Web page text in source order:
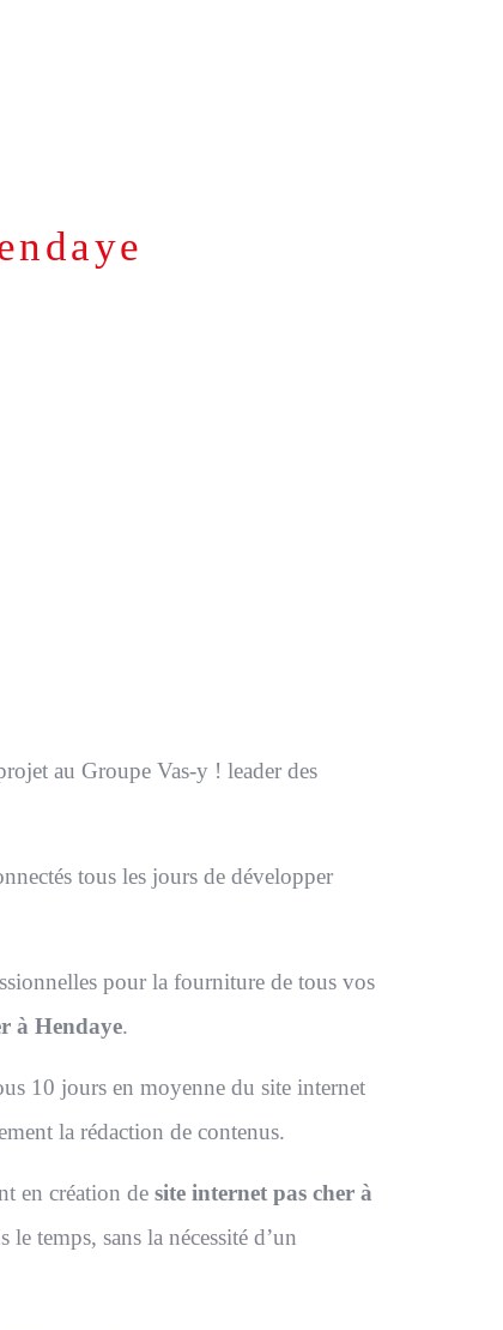
au Groupe Vas-y ! leader des
tous les jours de développer
pour la fourniture de tous vos
à Hendaye.
10 jours en moyenne du site internet
la rédaction de contenus.
en création de site internet pas cher à
temps, sans la nécessité d’un